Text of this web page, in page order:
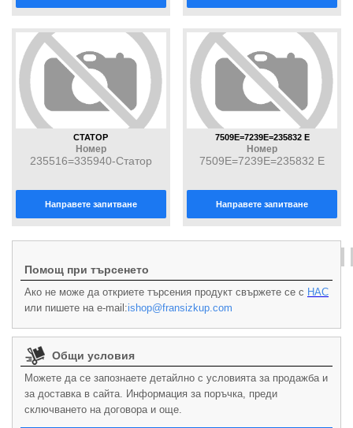
СТАТОР
Номер
235516=335940-Статор
Направете запитване
7509E=7239E=235832 E
Номер
7509E=7239E=235832 E
Направете запитване
Помощ при търсенето
Ако не може да откриете търсения продукт свържете се с НАС
или пишете на e-mail:ishop@fransizkup.com
Общи условия
Можете да се запознаете детайлно с условията за продажба и
за доставка в сайта. Информация за поръчка, преди
сключването на договора и още.